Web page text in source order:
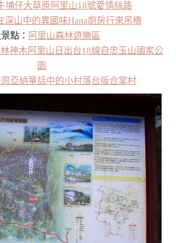
埔仔大草原阿里山18號愛情絲路
深山中的異國味Hana廚房行來吊橋
點： 阿里山森林遊樂區
神木阿里山日出台18線自忠玉山國家公
園
亞納童話中的小村落台版合掌村